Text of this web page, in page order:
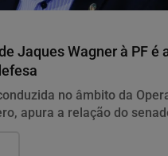
Jaques Wagner à PF é
no âmbito da
apura a relação do
como um dos elos entre